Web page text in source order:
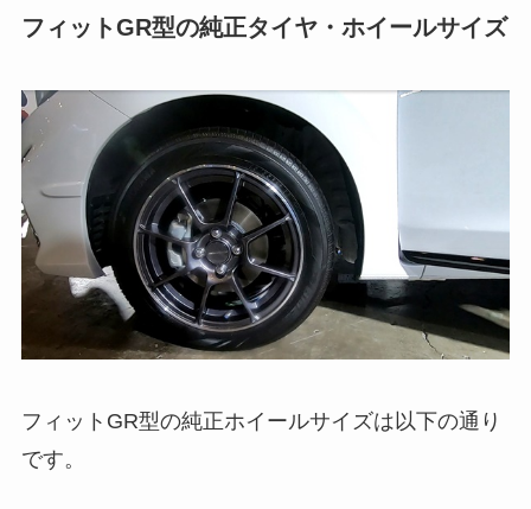
フィットGR型の純正タイヤ・ホイールサイズ
フィットGR型の純正ホイールサイズは以下の通り
です。